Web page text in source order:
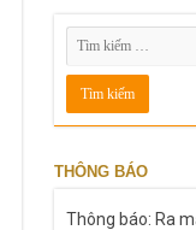
THÔNG BÁO
Thông báo: Ra